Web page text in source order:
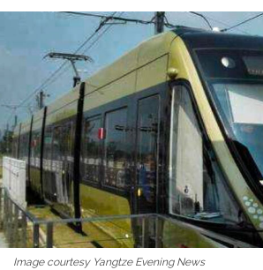
Image courtesy Yangtze Evening News